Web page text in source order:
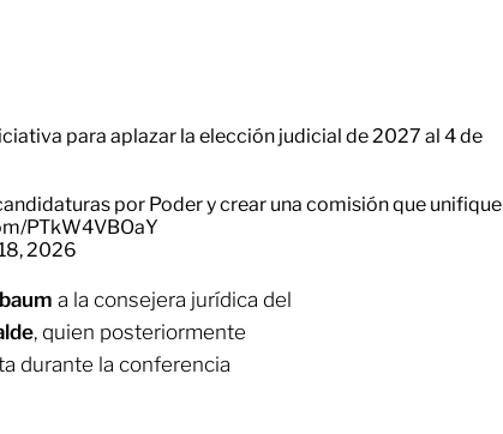
para aplazar la elección judicial de 2027 al 4 de
por Poder y crear una comisión que unifique
PTkW4VBOaY
2026
a la consejera jurídica del
, quien posteriormente
durante la conferencia